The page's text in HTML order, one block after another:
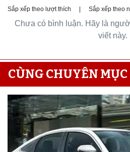
Sắp xếp theo lượt thích Sắp xếp theo
Chưa có bình luận. Hãy là
viết này.
CÙNG CHUYÊN MỤC